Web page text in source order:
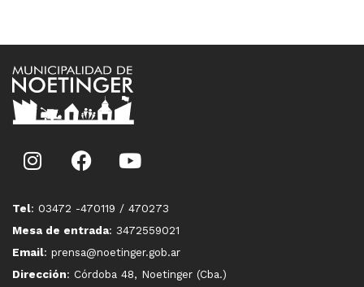
Tel: 03472 -470119 / 470273
Mesa de entrada: 3472559021
Email: prensa@noetinger.gob.ar
Dirección: Córdoba 48, Noetinger (Cba.)